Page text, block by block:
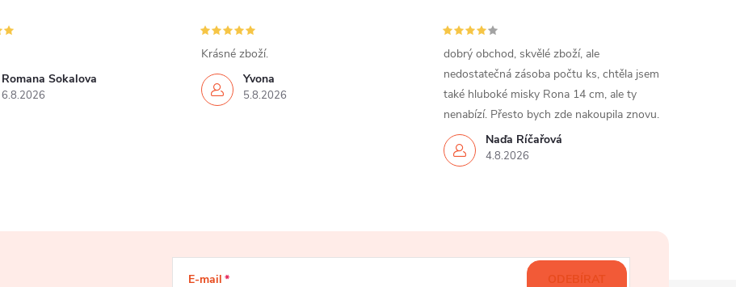
Romana Sokalova
6.8.2026
Yvona
5.8.2026
Krásné zboží.
Naďa Říčařová
4.8.2026
dobrý obchod, skvělé zboží, ale
nedostatečná zásoba počtu ks, chtěla jsem
také hluboké misky Rona 14 cm, ale ty
nenabízí. Přesto bych zde nakoupila znovu.
E-mail ODEBÍRAT